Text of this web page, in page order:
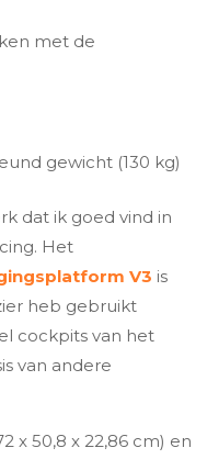
met de
gewicht (130 kg)
dat ik goed vind in
Het
V3 is
heb gebruikt
cockpits van het
van andere
x 50,8 x 22,86 cm) en